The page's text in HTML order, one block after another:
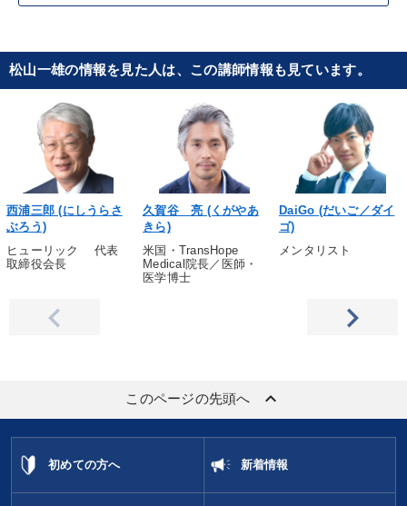
松山一雄の情報を見た人は、この講師情報も見ています。
西浦三郎 (にしうらさ
ぶろう)
ヒューリック 代表
取締役会長
久賀谷 亮 (くがやあ
きら)
米国・TransHope
Medical院長／医師・
医学博士
DaiGo (だいご／ダイ
ゴ)
メンタリスト
このページの先頭へ keyboard_arrow_up
初めての方へ 新着情報